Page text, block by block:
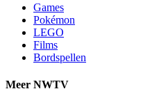
Games
Pokémon
LEGO
Films
Bordspellen
Meer NWTV